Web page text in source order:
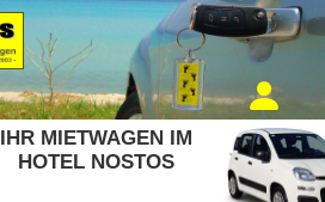
IHR MIETWAGEN IM
HOTEL NOSTOS